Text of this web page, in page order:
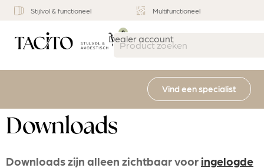
Stijlvol & functioneel Multifunctioneel
Dealer account
0
Vind een specialist
Downloads
Downloads zijn alleen zichtbaar vooringelogde